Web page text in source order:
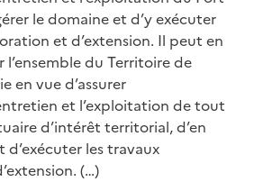
le domaine et d’y exécuter
et d’extension. Il peut en
du Territoire de
en vue d’assurer
et l’exploitation de tout
d’intérêt territorial, d’en
d’exécuter les travaux
(…)